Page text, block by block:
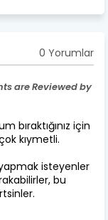
0 Yorumlar
are Reviewed by
bıraktığınız için
kıymetli.
isteyenler
bu